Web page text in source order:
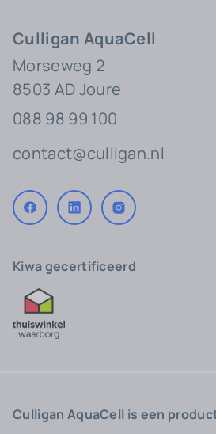
Culligan AquaCell
Morseweg 2
8503 AD Joure
088 98 99 100
contact@culligan.nl
Kiwa gecertificeerd
Culligan AquaCell is een